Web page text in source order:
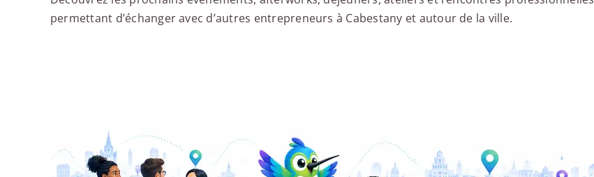
permettant d’échanger avec d’autres entrepreneurs à Cabestany et autour de la ville.